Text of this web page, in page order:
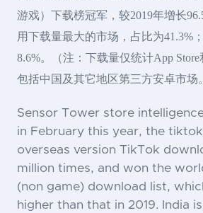
游戏）下载榜冠军，较2019年增长
用下载量最大的市场，占比为41.3%
8.6%。（注：下载量仅统计App Store
包括中国及其它地区第三方安卓市场
Sensor Tower store
in February this year, the
overseas version TikTok
million times, and won the
(non game) download list,
higher than that in 2019. India